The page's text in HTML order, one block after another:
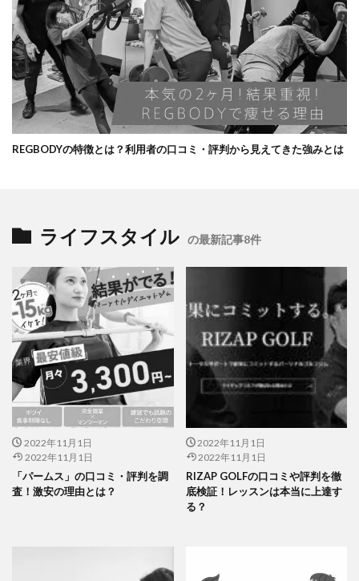
REGBODYの特徴とは？利用者の口コミ・評判から見えてきた強みとは
ライフスタイル の最新記事8件
2022年11月1日
2022年11月1日
「パームス」の口コミ・評判を調
査！激安の理由とは？
2022年11月1日
2022年11月1日
RIZAP GOLFの口コミや評判を徹
底検証！レッスンは本当に上達す
る？